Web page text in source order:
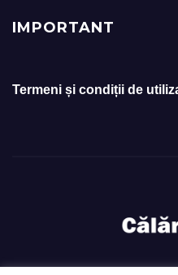
IMPORTANT
Termeni și condiții de